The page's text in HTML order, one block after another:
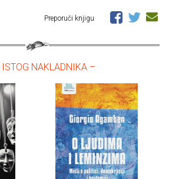
Preporuči knjigu
ISTOG NAKLADNIKA –